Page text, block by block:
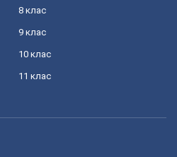
8 клас
9 клас
10 клас
11 клас